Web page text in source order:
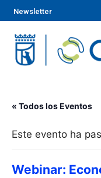
Newsletter
« Todos los Eventos
Este evento ha
Webinar: